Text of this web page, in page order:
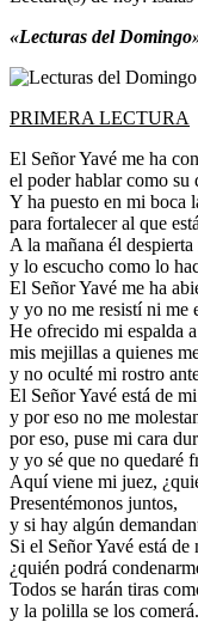
«Lecturas del
PRIMERA LECTURA
El Señor Yavé me ha
el poder hablar como su
Y ha puesto en mi boca
para fortalecer al que
A la mañana él
y lo escucho como lo
El Señor Yavé me ha
y yo no me resistí ni me
He ofrecido mi espalda
mis mejillas a quienes
y no oculté mi rostro
El Señor Yavé está de
y por eso no me
por eso, puse mi cara
y yo sé que no quedaré
Aquí viene mi juez,
Presentémonos juntos,
y si hay algún
Si el Señor Yavé está de
¿quién podrá
Todos se harán tiras
y la polilla se los comerá.